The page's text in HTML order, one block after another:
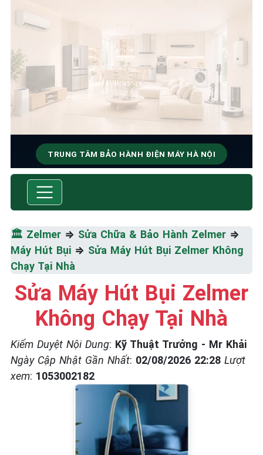
TRUNG TÂM BẢO HÀNH ĐIỆN MÁY HÀ NỘI
SỬA CHỮA & BẢO HÀNH
Thiểu
🏛️ Zelmer ⇒ Sửa Chữa & Bảo Hành Zelmer ⇒
Máy Hút Bụi ⇒ Sửa Máy Hút Bụi Zelmer Không
Chạy Tại Nhà
Sửa Máy Hút Bụi Zelmer
Không Chạy Tại Nhà
Kiểm Duyệt Nội Dung: Kỹ Thuật Trưởng - Mr Khải
Ngày Cập Nhật Gần Nhất: 02/08/2026 22:28 Lượt
xem: 1053002182